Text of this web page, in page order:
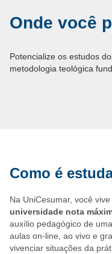
Onde você
Potencialize os estudos
metodologia teológica
Como é
Na UniCesumar, você
universidade nota
auxílio pedagógico de
aulas on-line, ao vivo e
vivenciar situações da